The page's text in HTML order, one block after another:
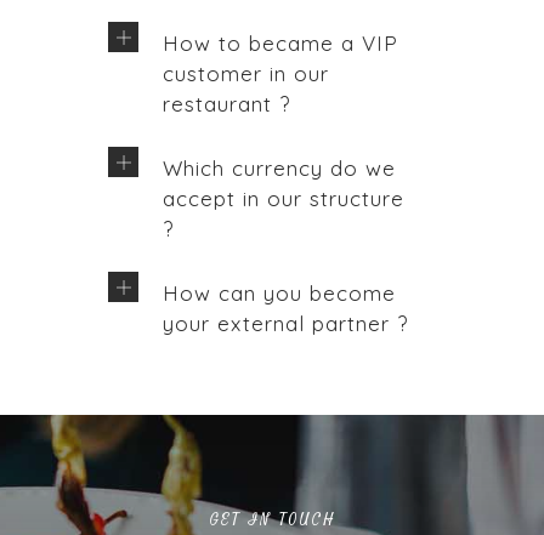
How to became a VIP
customer in our
restaurant ?
Which currency do we
accept in our structure
?
How can you become
your external partner ?
GET IN TOUCH